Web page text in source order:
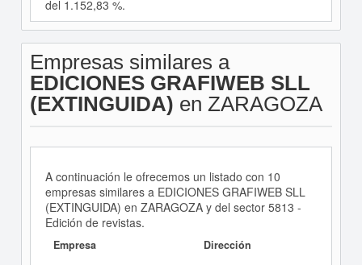
del 1.152,83 %.
Empresas similares a
EDICIONES GRAFIWEB SLL
(EXTINGUIDA) en ZARAGOZA
A continuación le ofrecemos un listado con 10
empresas similares a EDICIONES GRAFIWEB SLL
(EXTINGUIDA) en ZARAGOZA y del sector 5813 -
Edición de revistas.
Empresa
Dirección